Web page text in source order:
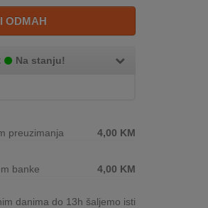
ODMAH
Na stanju!
preuzimanja
4,00 KM
banke
4,00 KM
danima do 13h šaljemo isti